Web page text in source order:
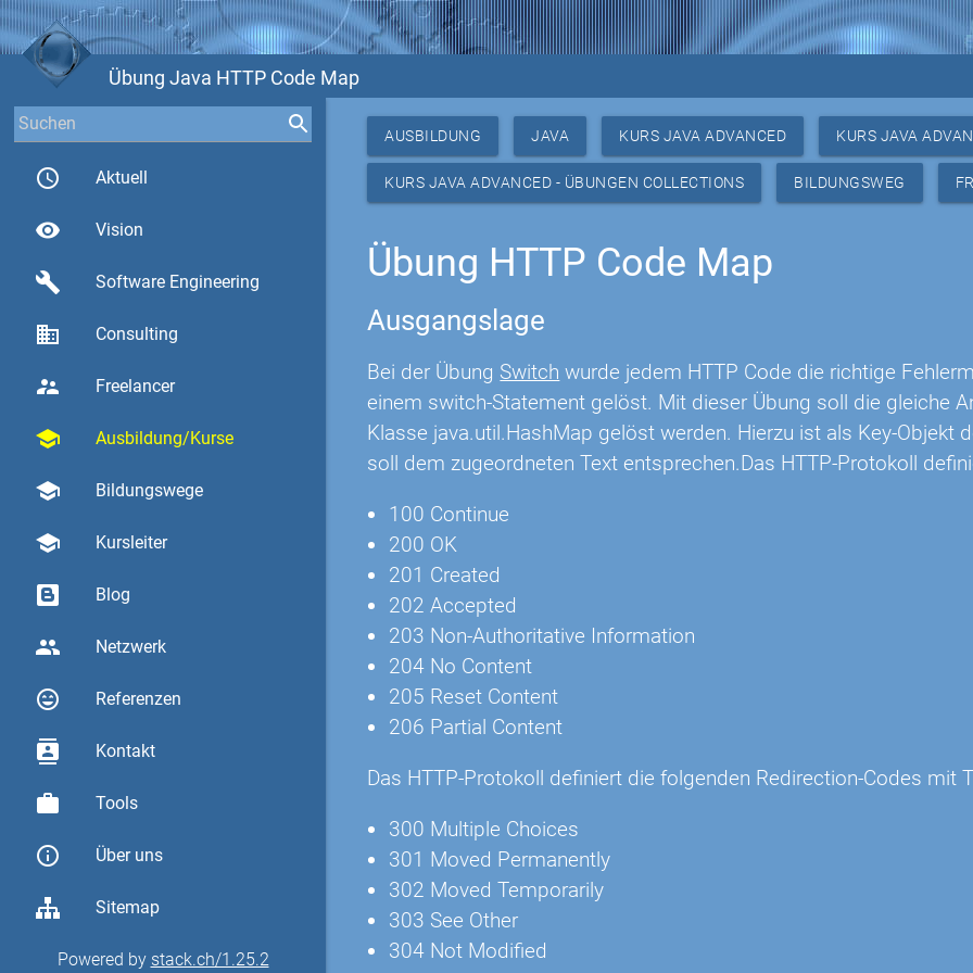
Übung Java HTTP Code Map
access_time Aktuell
visibility Vision
build Software Engineering
business Consulting
supervisor_account Freelancer
school Ausbildung/Kurse
school Bildungswege
school Kursleiter
Blog
group Netzwerk
sentiment_very_satisfied Referenzen
contacts Kontakt
work Tools
info_outline Über uns
Sitemap
Powered by stack.ch/1.25.2
AUSBILDUNG JAVA KURS JAVA ADVANCED KURS JAVA
KURS JAVA ADVANCED - ÜBUNGEN COLLECTIONS BILDUNGSWEG
Übung HTTP Code Map
Ausgangslage
Bei der Übung Switch wurde jedem HTTP Code die richtige
einem switch-Statement gelöst. Mit dieser Übung soll die gleiche
Klasse java.util.HashMap gelöst werden. Hierzu ist als Key-Objekt
soll dem zugeordneten Text entsprechen.Das HTTP-Protokoll
100 Continue
200 OK
201 Created
202 Accepted
203 Non-Authoritative Information
204 No Content
205 Reset Content
206 Partial Content
Das HTTP-Protokoll definiert die folgenden Redirection-Codes mit
300 Multiple Choices
301 Moved Permanently
302 Moved Temporarily
303 See Other
304 Not Modified